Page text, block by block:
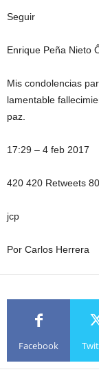
Seguir
Enrique Peña Nieto
Mis condolencias
lamentable
paz.
17:29 – 4 feb 2017
420 420 Retweets
jcp
Por Carlos Herrera
Facebook